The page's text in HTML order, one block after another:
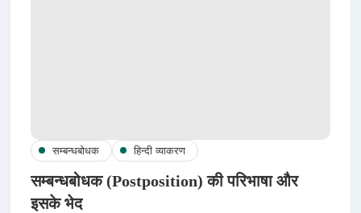
सम्बन्धबोधक हिन्दी व्याकरण
सम्बन्धबोधक (Postposition) की परिभाषा और
इसके भेद